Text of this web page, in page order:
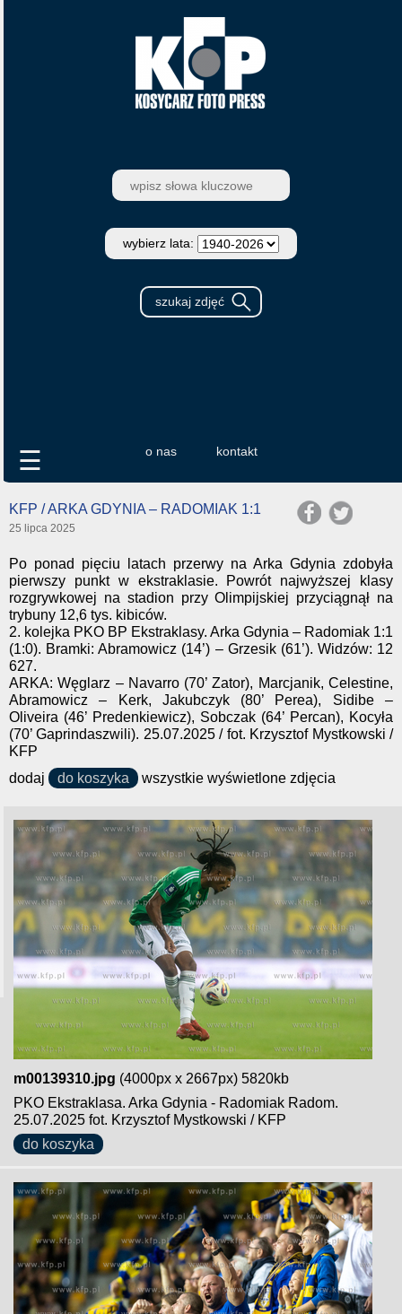
wybierz lata:
o nas kontakt
☰
KFP / ARKA GDYNIA – RADOMIAK 1:1
25 lipca 2025
Po ponad pięciu latach przerwy na Arka Gdynia zdobyła
pierwszy punkt w ekstraklasie. Powrót najwyższej klasy
rozgrywkowej na stadion przy Olimpijskiej przyciągnął na
trybuny 12,6 tys. kibiców.
2. kolejka PKO BP Ekstraklasy. Arka Gdynia – Radomiak 1:1
(1:0). Bramki: Abramowicz (14’) – Grzesik (61’). Widzów: 12
627.
ARKA: Węglarz – Navarro (70’ Zator), Marcjanik, Celestine,
Abramowicz – Kerk, Jakubczyk (80’ Perea), Sidibe –
Oliveira (46’ Predenkiewicz), Sobczak (64’ Percan), Kocyła
(70’ Gaprindaszwili). 25.07.2025 / fot. Krzysztof Mystkowski /
KFP
dodaj
do koszyka wszystkie wyświetlone zdjęcia
m00139310.jpg (4000px x 2667px) 5820kb
PKO Ekstraklasa. Arka Gdynia - Radomiak Radom.
25.07.2025 fot. Krzysztof Mystkowski / KFP
do koszyka